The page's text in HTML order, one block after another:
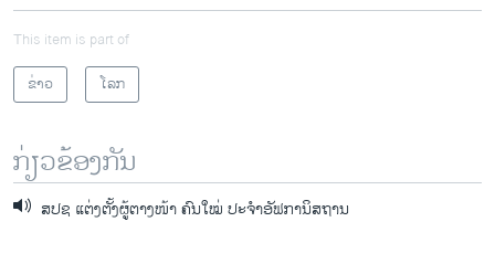
This item is part of
ຂ່າວ
ໂລກ
ກ່ຽວຂ້ອງກັນ
ສປຊ ແຕ່ງຕັ້ງຜູ້ຕາງໜ້າ ຄົນໃໝ່ ປະຈຳອັຟການິສຖານ